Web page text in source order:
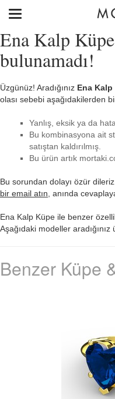
Ena Kalp
bulunamadı!
Üzgünüz! Aradığınız Ena
olası sebebi aşağıdakilerden
Yanlış, eksik ya da
Bu kombinasyona ait
satıştan kaldırılmış.
Bu ürün artık
Bu sorundan dolayı özür
bir email atın , anında
Ena Kalp Küpe ile benzer
Aşağıdaki modeller aradığınız
Benzer Küpe